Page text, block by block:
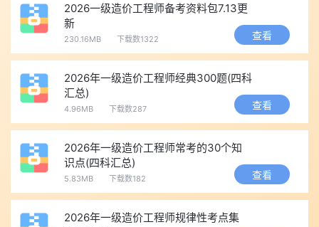
报名系统将对考生身份信息、学历学位等进行在线核查。核查
结果为“核查通过”的可直接进入报名环节;“无法核查”和“核查不通
认证，并确保验证报告在有效期内。考生可自主选择是否采用告知
承诺制方式办理报名事项。
四、2026年一级造价工程师报名前准备与关键提醒
无论所在省份通知是否已发布，以下几点需提前准备：
学历认证：境内高等教育学历学位信息无法通过在线自动核验
的，须提前登录学信网进行验证/认证，下载PDF格式报告以备上
2026一级造价工程师备考资料包7.13更
新
230.16MB 下载数1322 查看
2026年一级造价工程师经典300题(四科
汇总)
4.96MB 下载数287 查看
2026年一级造价工程师常考的30个知
识点(四科汇总)
5.83MB 下载数182 查看
2026年一级造价工程师规律性考点集